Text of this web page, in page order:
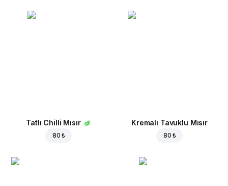
Tatlı Chilli Mısır
80 ₺
Kremalı Tavuklu Mısır
80 ₺